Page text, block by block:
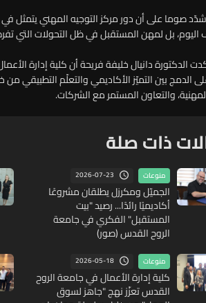
صوما على أن دور مركز التوجيه المهني يتمثل
بل لمهن المستقبل في ظل التحولات التي
الدمج بين التميّز الأكاديمي والتعلّم التطبيقي من
والتعاون المستمر مع الشركات.
ذات صلة
منوعات 2026-07-23
الجميّل ومكرزل يطلقان مشروعًا
أكاديميًا رائدًا... رصيد "بيت
المستقبل" الفكري في جامعة
الروح القدس (صور)
منوعات 2026-05-18
كلية إدارة الأعمال في جامعة الروح
القدس تعزّز نهج "جاهز لسوق